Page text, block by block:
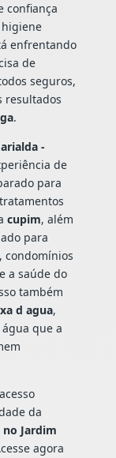
confiança
enfrentando
de
seguros,
resultados
.
-
de
para
cupim, além
para
condomínios
a saúde do
também
d agua,
que a
da
Jardim
agora